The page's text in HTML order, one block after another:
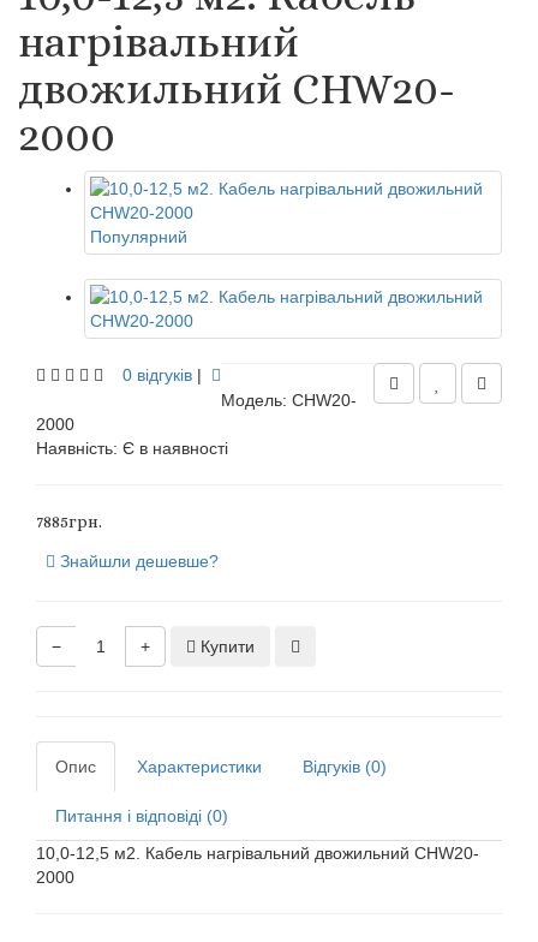
нагрівальний
двожильний CHW20-
2000
Популярний
0 відгуків |
Модель: CHW20-
2000
Наявність: Є в наявності
7885грн.
Знайшли дешевше?
− + Купити
Опис Характеристики Відгуків (0)
Питання і відповіді (0)
10,0-12,5 м2. Кабель нагрівальний двожильний CHW20-
2000